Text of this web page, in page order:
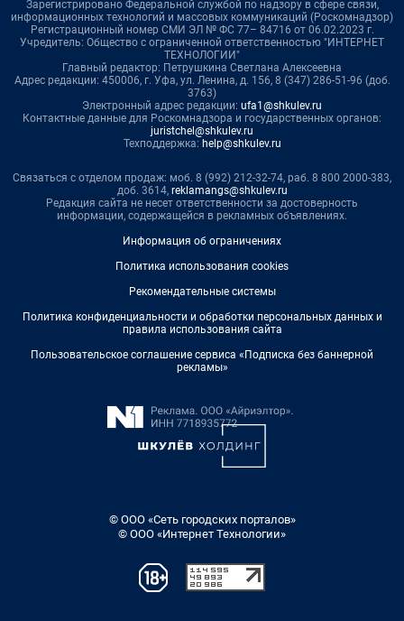
Зарегистрировано Федеральной службой по надзору в сфере связи,
информационных технологий и массовых коммуникаций (Роскомнадзор)
Регистрационный номер СМИ ЭЛ № ФС 77– 84716 от 06.02.2023 г.
Учредитель: Общество с ограниченной ответственностью "ИНТЕРНЕТ
ТЕХНОЛОГИИ"
Главный редактор: Петрушкина Светлана Алексеевна
Адрес редакции: 450006, г. Уфа, ул. Ленина, д. 156, 8 (347) 286-51-96 (доб.
3763)
Электронный адрес редакции: ufa1@shkulev.ru
Контактные данные для Роскомнадзора и государственных органов:
juristchel@shkulev.ru
Техподдержка: help@shkulev.ru
Связаться с отделом продаж: моб. 8 (992) 212-32-74, раб. 8 800 2000-383,
доб. 3614, reklamangs@shkulev.ru
Редакция сайта не несет ответственности за достоверность
информации, содержащейся в рекламных объявлениях.
Информация об ограничениях
Политика использования cookies
Рекомендательные системы
Политика конфиденциальности и обработки персональных данных и
правила использования сайта
Пользовательское соглашение сервиса «Подписка без баннерной
рекламы»
© ООО «Сеть городских порталов»
© ООО «Интернет Технологии»